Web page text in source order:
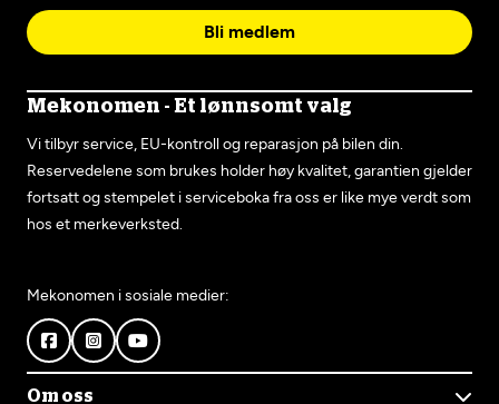
Bli medlem
Mekonomen - Et lønnsomt valg
Vi tilbyr service, EU-kontroll og reparasjon på bilen din.
Reservedelene som brukes holder høy kvalitet, garantien gjelder
fortsatt og stempelet i serviceboka fra oss er like mye verdt som
hos et merkeverksted.
Mekonomen i sosiale medier:
Om oss